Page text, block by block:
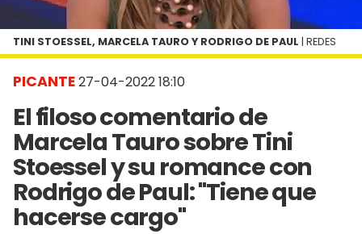
PICANTE27-04-2022 18:10
El filoso comentario de
Marcela Tauro sobre Tini
Stoessel y su romance con
Rodrigo de Paul: "Tiene que
hacerse cargo"
TINI STOESSEL, MARCELA TAURO Y RODRIGO DE PAUL | REDES